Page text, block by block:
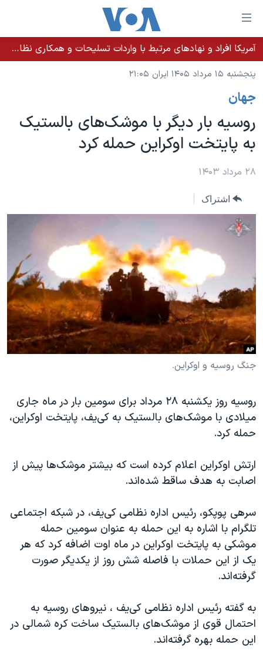
لینکهای
قابل
دسترسی
جهش
محتوای
اصلی
جهش
به
صفحه
جهش
به
جستجو
خانه
نسخه سبک وب‌سایت
موضوع ها
ایران
آمریکا
جهان
ویژه برنامه‌ها
ویدیوها
فرهنگ و زندگی
حقوق شهروندی
اقتصادی
علم و فناوری
آرشیو پخش زنده
برنامه های تلویزیونی
جدول برنامه ها
صفحه‌های ویژه
۲۵۰سالگی آمریکا
بایگانی برنامه‌های تلویزیونی
مستندها
انتخابات ریاست جمهوری آمریکا ۲۰۲۴
حمله جمهوری اسلامی به اسرائیل
رمز مهسا
مجموعه مستندهای دادخواهی
تریبونال مردمی آبان ۹۸
چهل سال گروگان‌گیری
قانون شفافیت دارائی کادر رهبری ایران
اعتراضات مردمی آبان ۹۸
اسرائیل در جنگ
نرگس محمدی برنده جایزه نوبل صلح
همایش محافظه‌کاران آمریکا «سی‌پک»
سفر پرزیدنت ترامپ به چین
فرکانس‌های صدای آمریکا
پخش رادیویی
یادگیری زبان انگلیسی
دنبال کنید
زبانهای مختلف
آمریکا افراد و نهادهای مرتبط با واردات تسلیحات و همکاری نظامی کوبا را تحریم کرد
پنجشنبه ۱۵ مرداد ۱۴۰۵ ایران ۲۱:۰۵
جهان
روسیه بار دیگر با موشک‌های بالستیک
به پایتخت اوکراین حمله کرد
۲۸ مرداد ۱۴۰۳
اشتراک
جنگ روسیه و اوکراین.
روسیه روز یکشنبه ۲۸ مرداد برای سومین بار در ماه جاری
میلادی با موشک‌های بالستیک به کی‌یف، پایتخت اوکراین،
حمله کرد.
ارتش اوکراین اعلام کرده است که بیشتر موشک‌ها پیش از
اصابت به هدف ساقط شده‌اند.
سرهی پوپکو، رئیس اداره نظامی کی‌یف، در شبکه اجتماعی
تلگرام با اشاره به این حمله به عنوان سومین حمله
موشکی به پایتخت اوکراین در ماه اوت اضافه کرد که هر
یک از این حملات با فاصله شش روز از یکدیگر صورت
گرفته‌اند.
به گفته رئیس اداره نظامی کی‌یف ، نیروهای روسیه به
احتمال قوی از موشک‌های بالستیک ساخت کره شمالی در
این حمله بهره گرفته‌اند.